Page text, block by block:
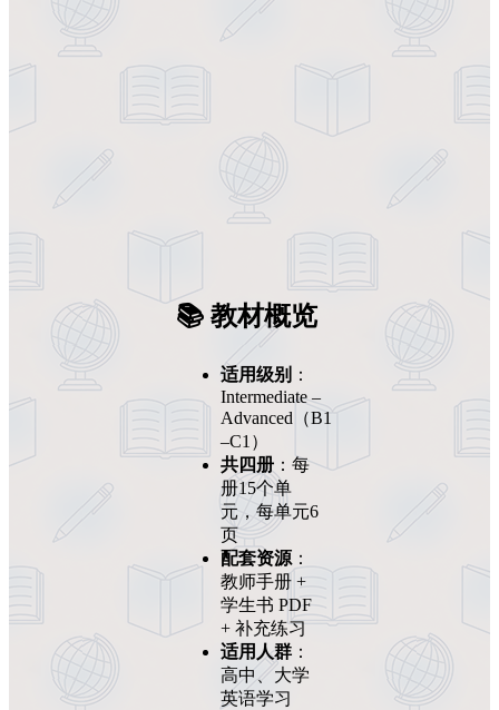
📚 教材概览
适用级别 ：
Intermediate –
Advanced（B1
–C1）
共四册 ：每
册15个单
元，每单元6
页
配套资源 ：
教师手册 +
学生书 PDF
+ 补充练习
适用人群 ：
高中、大学
英语学习